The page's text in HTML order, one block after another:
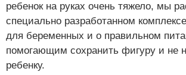
ребенок на руках очень тяжело, мы
специально разработанном
для беременных и о правильном
помогающим сохранить фигуру и не
ребенку.